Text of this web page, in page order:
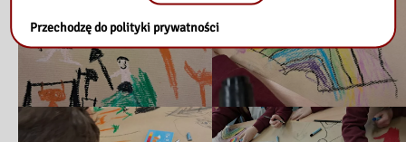
Przechodzę do polityki prywatności